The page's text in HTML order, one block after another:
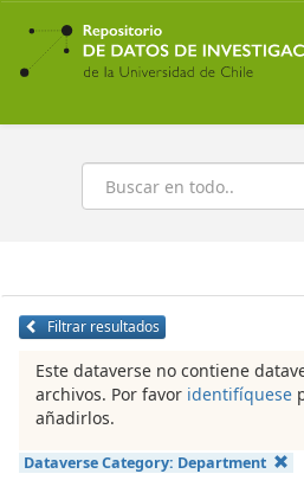
Ir
contenido
principal
Buscar
Filtrar resultados
Este dataverse no contiene
archivos. Por favor identifíquese
añadirlos.
Dataverse Category: Department